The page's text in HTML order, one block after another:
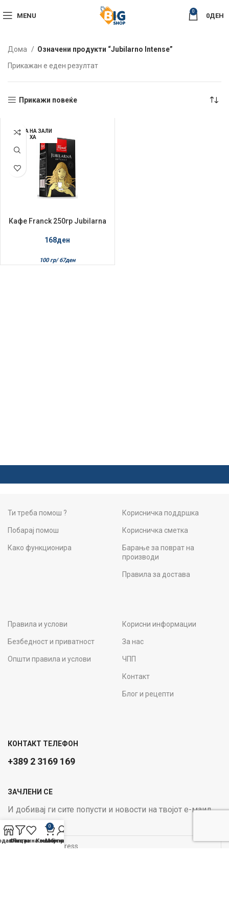
MENU
0
0ДЕН
Дома
Означени продукти “Jubilarno Intense”
Прикажан е еден резултат
Прикажи повеќе
НЕМА НА ЗАЛИ
ХА
Кафе Franck 250гр Jubilarna
168ден
100 гр/ 67ден
Ти треба помош ?
Побарај помош
Како функционира
Корисничка поддршка
Корисничка сметка
Барање за поврат на
производи
Правила за достава
Правила и услови
Безбедност и приватност
Општи правила и услови
Корисни информации
За нас
ЧПП
Контакт
Блог и рецепти
КОНТАКТ ТЕЛЕФОН
+389 2 3169 169
ЗАЧЛЕНИ СЕ
И добивај ги сите попусти и новости на твојот е-маил
Email address:
Филтри
Листа на желби
0
Кошничка
Мој профил